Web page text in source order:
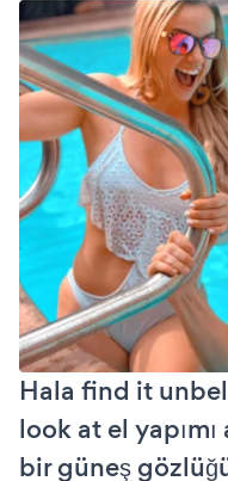
Hala find it
look at el
bir güneş